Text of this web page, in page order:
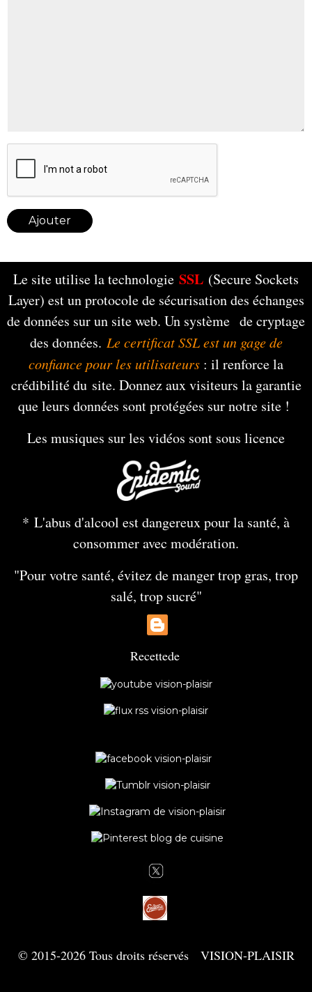
Ajouter
Le site utilise la technologie SSL (Secure Sockets
Layer) est un protocole de sécurisation des échanges
de données sur un site web. Un système de cryptage
des données. Le certificat SSL est un gage de
confiance pour les utilisateurs : il renforce la
crédibilité du site. Donnez aux visiteurs la garantie
que leurs données sont protégées sur notre site !
Les musiques sur les vidéos sont sous licence
* L'abus d'alcool est dangereux pour la santé, à
consommer avec modération.
"Pour votre santé, évitez de manger trop gras, trop
salé, trop sucré"
Recettede
© 2015-2026 Tous droits réservés VISION-PLAISIR